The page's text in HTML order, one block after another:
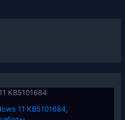
11 KB5101684,